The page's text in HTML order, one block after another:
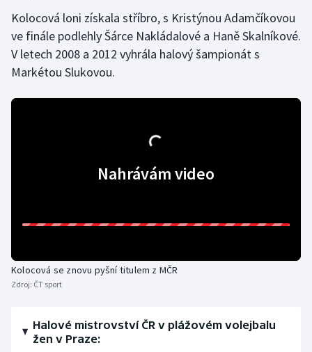
Gymnastika
Házená
Jezdectví
Motorsport
Parasport
Kolocová loni získala stříbro, s Kristýnou Adamčíkovou
ve finále podlehly Šárce Nakládalové a Haně Skalníkové.
V letech 2008 a 2012 vyhrála halový šampionát s
Markétou Slukovou.
Nahrávám video
Kolocová se znovu pyšní titulem z MČR
Zdroj: ČT sport
Halové mistrovství ČR v plážovém volejbalu
žen v Praze: